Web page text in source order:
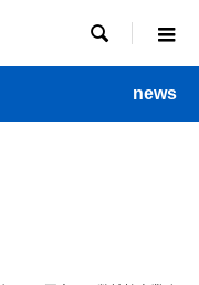

news